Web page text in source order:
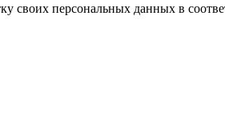
своих персональных данных в